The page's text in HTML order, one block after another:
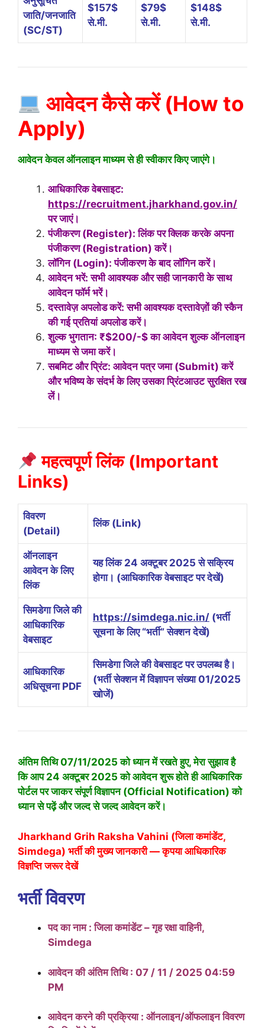
जाति/जनजाति
(SC/ST)
$157$
से.मी.
$79$
से.मी.
$148$
से.मी.
आवेदन कैसे करें (How to
Apply)
आवेदन केवल ऑनलाइन माध्यम से ही स्वीकार किए जाएंगे।
आधिकारिक वेबसाइट:
https://recruitment.jharkhand.gov.in/
पर जाएं।
पंजीकरण (Register): लिंक पर क्लिक करके अपना
पंजीकरण (Registration) करें।
लॉगिन (Login): पंजीकरण के बाद लॉगिन करें।
आवेदन भरें: सभी आवश्यक और सही जानकारी के साथ
आवेदन फॉर्म भरें।
दस्तावेज़ अपलोड करें: सभी आवश्यक दस्तावेज़ों की स्कैन
की गई प्रतियां अपलोड करें।
शुल्क भुगतान: ₹$200/-$का आवेदन शुल्क ऑनलाइन
माध्यम से जमा करें।
सबमिट और प्रिंट: आवेदन पत्र जमा (Submit) करें
और भविष्य के संदर्भ के लिए उसका प्रिंटआउट सुरक्षित रख
लें।
महत्वपूर्ण लिंक (Important
Links)
विवरण
(Detail)
लिंक (Link)
ऑनलाइन
आवेदन के लिए
लिंक
यह लिंक 24 अक्टूबर 2025 से सक्रिय
होगा। (आधिकारिक वेबसाइट पर देखें)
सिमडेगा जिले की
आधिकारिक
वेबसाइट
https://simdega.nic.in/ (भर्ती
सूचना के लिए “भर्ती” सेक्शन देखें)
आधिकारिक
अधिसूचना PDF
सिमडेगा जिले की वेबसाइट पर उपलब्ध है।
(भर्ती सेक्शन में विज्ञापन संख्या 01/2025
खोजें)
अंतिम तिथि 07/11/2025 को ध्यान में रखते हुए, मेरा सुझाव है
कि आप 24 अक्टूबर 2025 को आवेदन शुरू होते ही आधिकारिक
पोर्टल पर जाकर संपूर्ण विज्ञापन (Official Notification) को
ध्यान से पढ़ें और जल्द से जल्द आवेदन करें।
Jharkhand Grih Raksha Vahini (जिला कमांडेंट,
Simdega) भर्ती की मुख्य जानकारी — कृपया आधिकारिक
विज्ञप्ति जरूर देखें
भर्ती विवरण
पद का नाम : जिला कमांडेंट – गृह रक्षा वाहिनी,
Simdega
आवेदन की अंतिम तिथि : 07 / 11 / 2025 04:59
PM
आवेदन करने की प्रक्रिया : ऑनलाइन/ऑफलाइन विवरण